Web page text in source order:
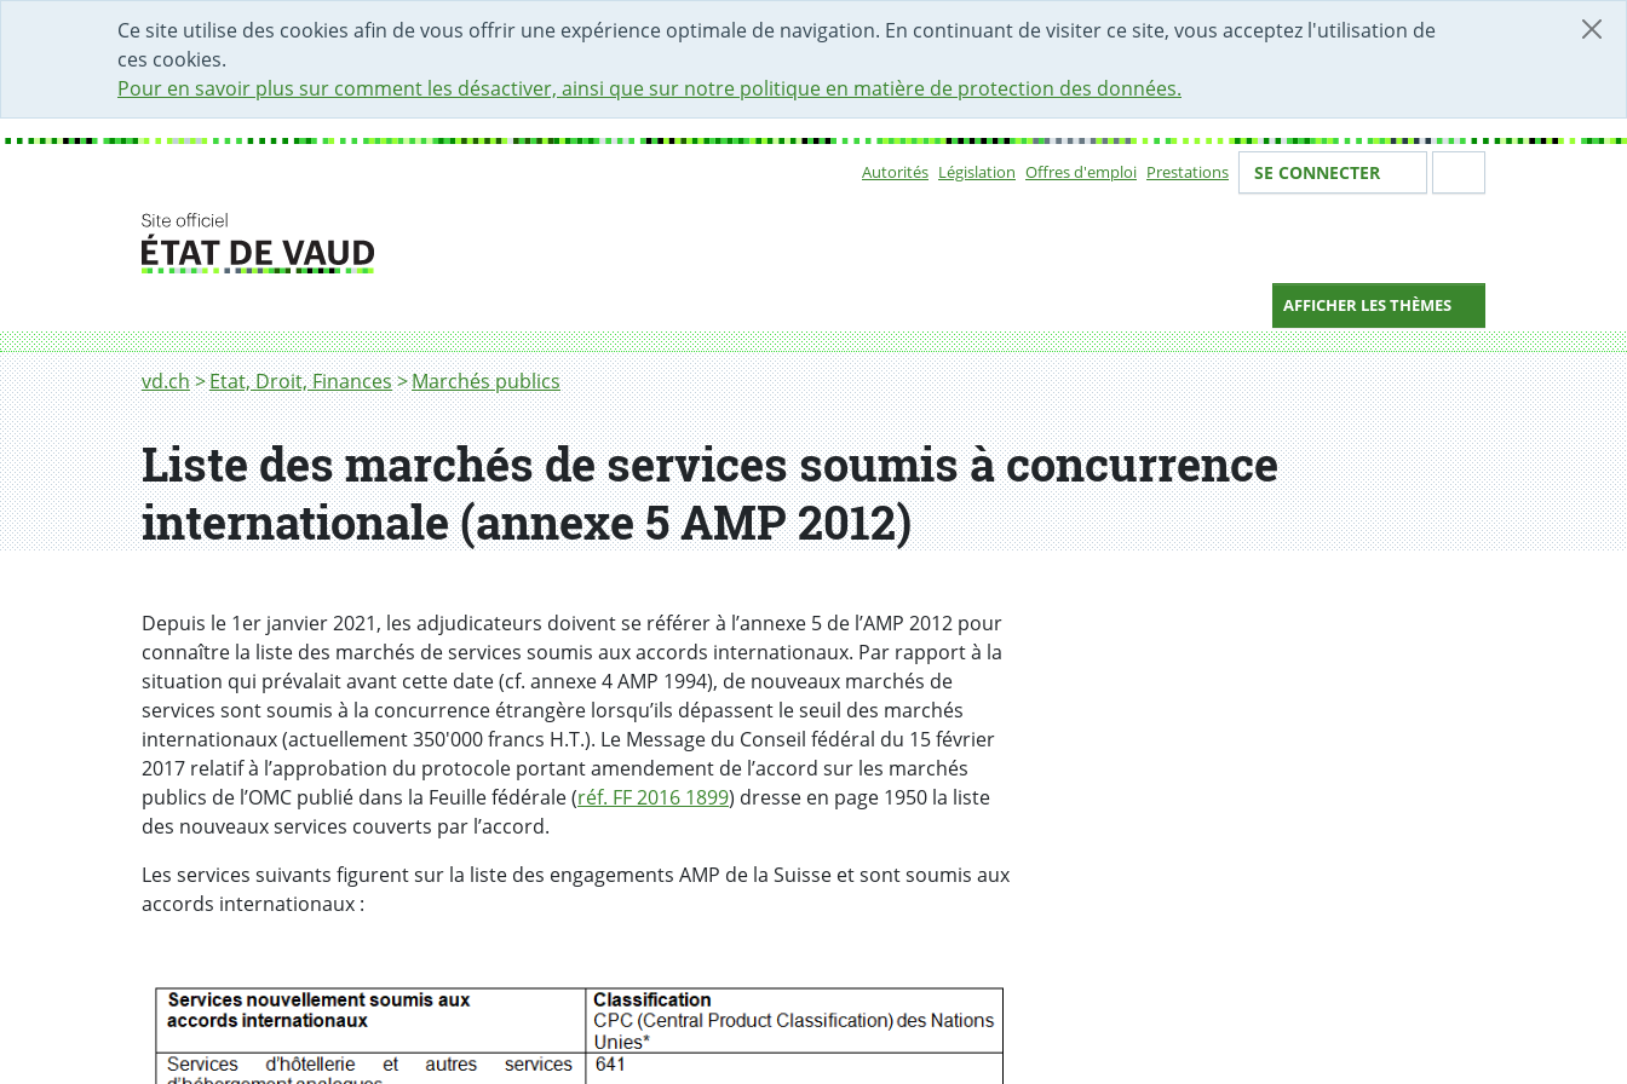
Ce site utilise des cookies afin de vous offrir une expérience optimale de navigation. En continuant de visiter ce site, vous acceptez l'utilisation de
ces cookies.
Pour en savoir plus sur comment les désactiver, ainsi que sur notre politique en matière de protection des données.
DÉBUT DU CONTENU DE LA PAGE
ACCÈS AU CHAMP DE RECHERCHE
PAGE D'ACCUEIL
FORMULAIRE DE CONTACT
Autorités Législation Offres d'emploi Prestations Votre identité
SE CONNECTER
AFFICHER LES THÈMES
Fil d'Ariane
vd.ch Etat, Droit, Finances Marchés publics
Liste des marchés de services soumis à concurrence internationale (annexe 5 AMP 2012)
Liste des marchés de services soumis à concurrence
internationale (annexe 5 AMP 2012)
Depuis le 1er janvier 2021, les adjudicateurs doivent se référer à l’annexe 5 de l’AMP 2012 pour
connaître la liste des marchés de services soumis aux accords internationaux. Par rapport à la
situation qui prévalait avant cette date (cf. annexe 4 AMP 1994), de nouveaux marchés de
services sont soumis à la concurrence étrangère lorsqu’ils dépassent le seuil des marchés
internationaux (actuellement 350'000 francs H.T.). Le Message du Conseil fédéral du 15 février
2017 relatif à l’approbation du protocole portant amendement de l’accord sur les marchés
publics de l’OMC publié dans la Feuille fédérale (réf. FF 2016 1899) dresse en page 1950 la liste
des nouveaux services couverts par l’accord.
Les services suivants figurent sur la liste des engagements AMP de la Suisse et sont soumis aux
accords internationaux :